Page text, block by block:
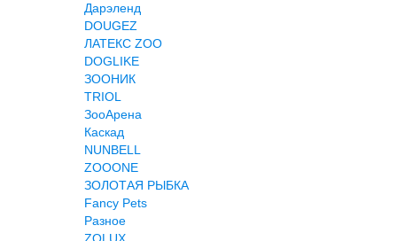
Дарэленд
DOUGEZ
ЛАТЕКС ZOO
DOGLIKE
ЗООНИК
TRIOL
ЗооАрена
Каскад
NUNBELL
ZOOONE
ЗОЛОТАЯ РЫБКА
Fancy Pets
Разное